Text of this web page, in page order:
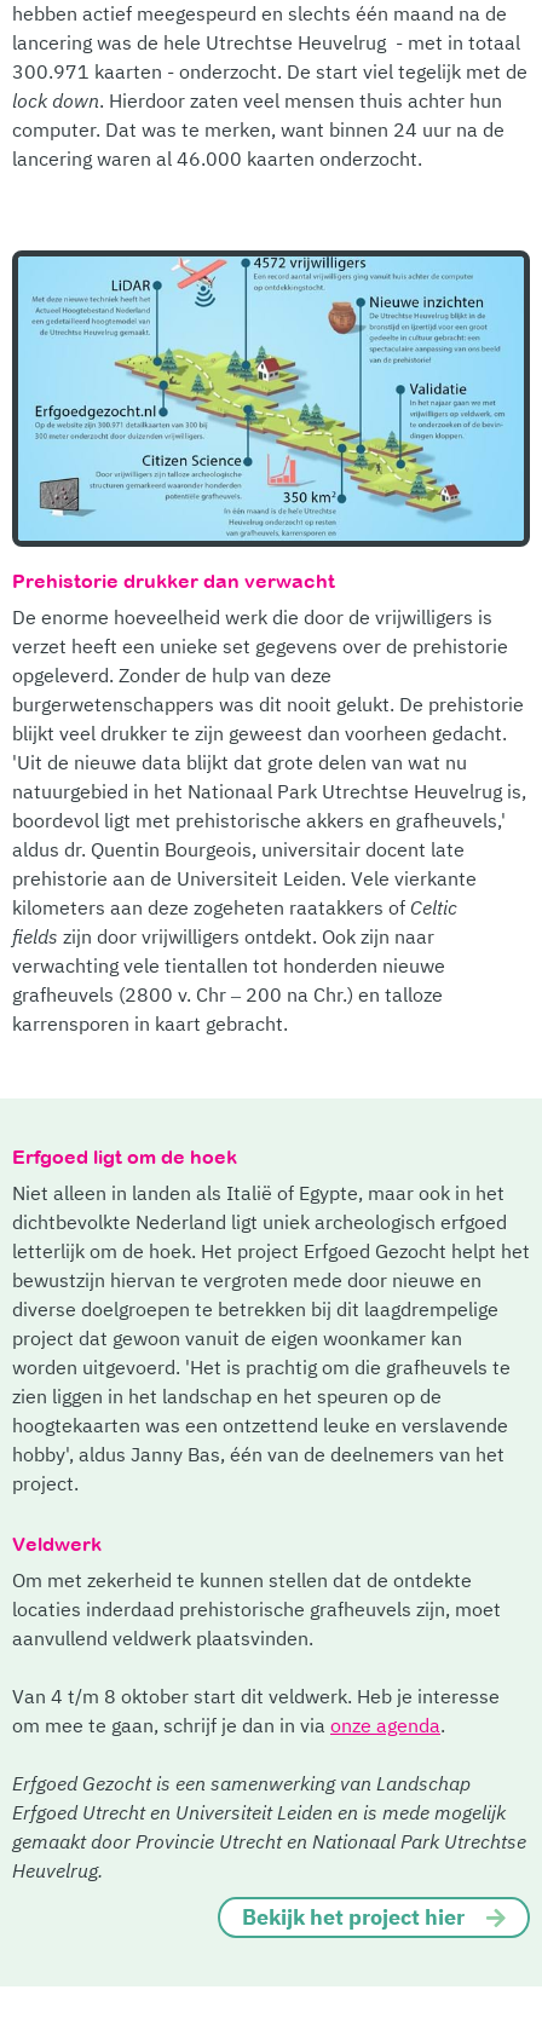
hebben actief meegespeurd en slechts één maand na de
lancering was de hele Utrechtse Heuvelrug - met in totaal
300.971 kaarten - onderzocht. De start viel tegelijk met de
lock down. Hierdoor zaten veel mensen thuis achter hun
computer. Dat was te merken, want binnen 24 uur na de
lancering waren al 46.000 kaarten onderzocht.
Prehistorie drukker dan verwacht
De enorme hoeveelheid werk die door de vrijwilligers is
verzet heeft een unieke set gegevens over de prehistorie
opgeleverd. Zonder de hulp van deze
burgerwetenschappers was dit nooit gelukt. De prehistorie
blijkt veel drukker te zijn geweest dan voorheen gedacht.
'Uit de nieuwe data blijkt dat grote delen van wat nu
natuurgebied in het Nationaal Park Utrechtse Heuvelrug is,
boordevol ligt met prehistorische akkers en grafheuvels,'
aldus dr. Quentin Bourgeois, universitair docent late
prehistorie aan de Universiteit Leiden. Vele vierkante
kilometers aan deze zogeheten raatakkers of Celtic
fields zijn door vrijwilligers ontdekt. Ook zijn naar
verwachting vele tientallen tot honderden nieuwe
grafheuvels (2800 v. Chr – 200 na Chr.) en talloze
karrensporen in kaart gebracht.
Erfgoed ligt om de hoek
Niet alleen in landen als Italië of Egypte, maar ook in het
dichtbevolkte Nederland ligt uniek archeologisch erfgoed
letterlijk om de hoek. Het project Erfgoed Gezocht helpt het
bewustzijn hiervan te vergroten mede door nieuwe en
diverse doelgroepen te betrekken bij dit laagdrempelige
project dat gewoon vanuit de eigen woonkamer kan
worden uitgevoerd. 'Het is prachtig om die grafheuvels te
zien liggen in het landschap en het speuren op de
hoogtekaarten was een ontzettend leuke en verslavende
hobby', aldus Janny Bas, één van de deelnemers van het
project.
Veldwerk
Om met zekerheid te kunnen stellen dat de ontdekte
locaties inderdaad prehistorische grafheuvels zijn, moet
aanvullend veldwerk plaatsvinden.
Van 4 t/m 8 oktober start dit veldwerk. Heb je interesse
om mee te gaan, schrijf je dan in via onze agenda.
Erfgoed Gezocht is een samenwerking van Landschap
Erfgoed Utrecht en Universiteit Leiden en is mede mogelijk
gemaakt door Provincie Utrecht en Nationaal Park Utrechtse
Heuvelrug.
Bekijk het project hier